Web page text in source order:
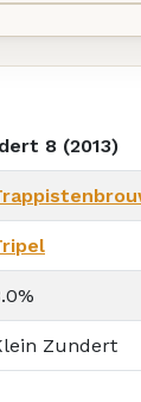
8 (2013)
Zundert